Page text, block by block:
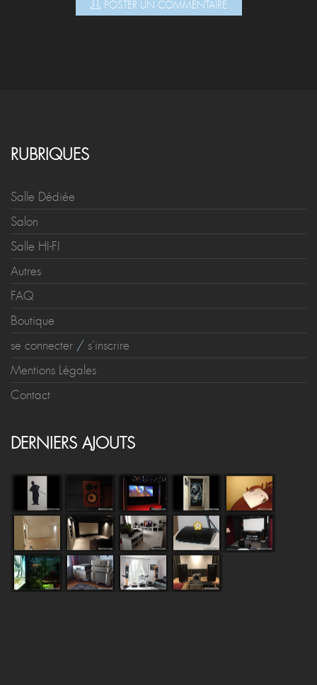
POSTER UN COMMENTAIRE
RUBRIQUES
Salle Dédiée
Salon
Salle HI-FI
Autres
FAQ
Boutique
se connecter / s'inscrire
Mentions Légales
Contact
DERNIERS AJOUTS